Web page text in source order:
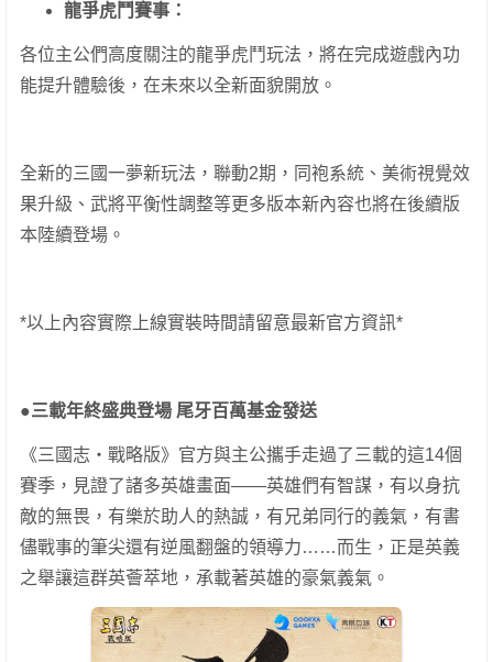
龍爭虎鬥賽事：
各位主公們高度關注的龍爭虎鬥玩法，將在完成遊戲內功
能提升體驗後，在未來以全新面貌開放。
全新的三國一夢新玩法，聯動2期，同袍系統、美術視覺效
果升級、武將平衡性調整等更多版本新內容也將在後續版
本陸續登場。
*以上內容實際上線實裝時間請留意最新官方資訊*
●三載年終盛典登場 尾牙百萬基金發送
《三國志・戰略版》官方與主公攜手走過了三載的這14個
賽季，見證了諸多英雄畫面——英雄們有智謀，有以身抗
敵的無畏，有樂於助人的熱誠，有兄弟同行的義氣，有書
儘戰事的筆尖還有逆風翻盤的領導力……而生，正是英義
之舉讓這群英薈萃地，承載著英雄的豪氣義氣。